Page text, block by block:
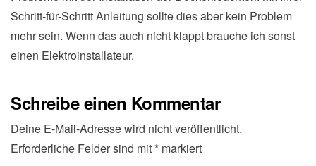
Schritt-für-Schritt Anleitung sollte dies aber kein Problem
mehr sein. Wenn das auch nicht klappt brauche ich sonst
einen Elektroinstallateur.
Schreibe einen Kommentar
Deine E-Mail-Adresse wird nicht veröffentlicht.
Erforderliche Felder sind mit * markiert